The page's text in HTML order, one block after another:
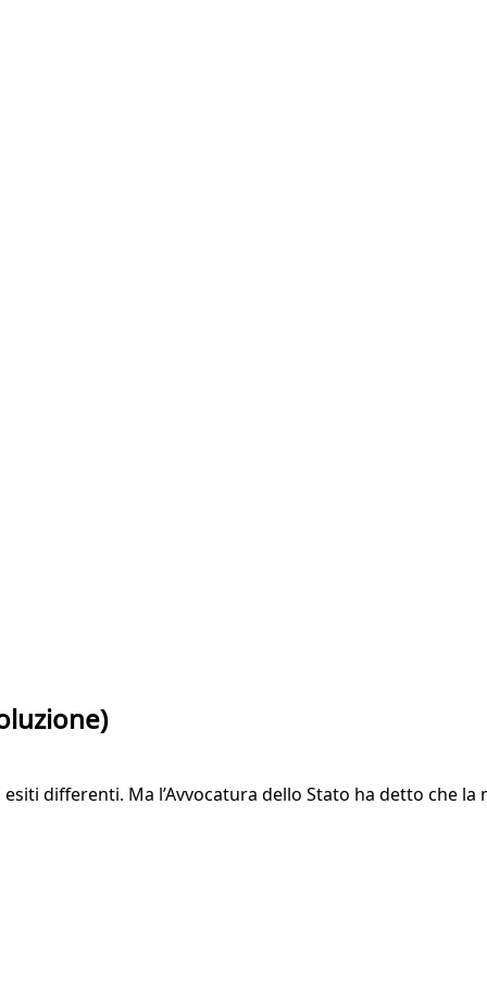
differenti. Ma l’Avvocatura dello Stato ha detto che la